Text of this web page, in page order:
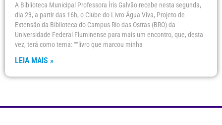
A Biblioteca Municipal Professora Íris Galvão recebe nesta segunda,
dia 23, a partir das 16h, o Clube do Livro Água Viva, Projeto de
Extensão da Biblioteca do Campus Rio das Ostras (BRO) da
Universidade Federal Fluminense para mais um encontro, que, desta
vez, terá como tema: ““livro que marcou minha
LEIA MAIS »